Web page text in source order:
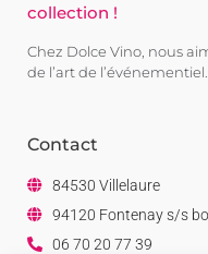
collection !
Chez Dolce Vino, nous
de l’art de l’événementiel.
Contact
84530 Villelaure
94120 Fontenay s/s
06 70 20 77 39